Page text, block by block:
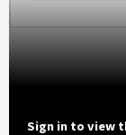
Sign in to view